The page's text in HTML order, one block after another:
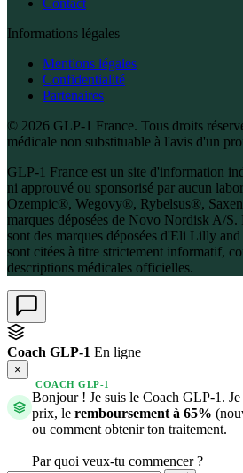
Contact
Informations légales
Mentions légales
Confidentialité
Partenaires
© 2026 GLP-1 France. Tous droits
médicale non substituable à l'avis d'un
GLP-1 France est un site d'information
ni approuvé ou sponsorisé par aucun
Ozempic®, Wegovy®, Rybelsus®,
marques déposées de Novo Nordisk A/
sont des marques déposées d'Eli Lilly
sont citées à titre strictement informatif,
descriptions médicales officielles.
Coach GLP-1 En ligne
×
COACH GLP-1
Bonjour ! Je suis le Coach GLP-1.
prix, le remboursement à 65%
ou comment obtenir ton traitement.
Par quoi veux-tu commencer ?